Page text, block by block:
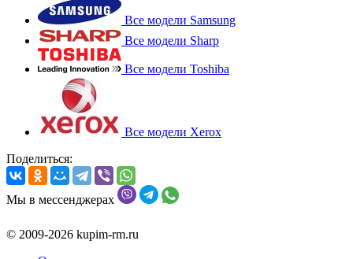
Все модели Samsung
Все модели Sharp
Все модели Toshiba
Все модели Xerox
Поделиться:
Мы в мессенджерах
© 2009-2026 kupim-rm.ru